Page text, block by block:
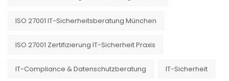
ISO 27001 IT-Sicherheitsberatung München
ISO 27001 Zertifizierung IT-Sicherheit Praxis
IT-Compliance & Datenschutzberatung IT-Sicherheit